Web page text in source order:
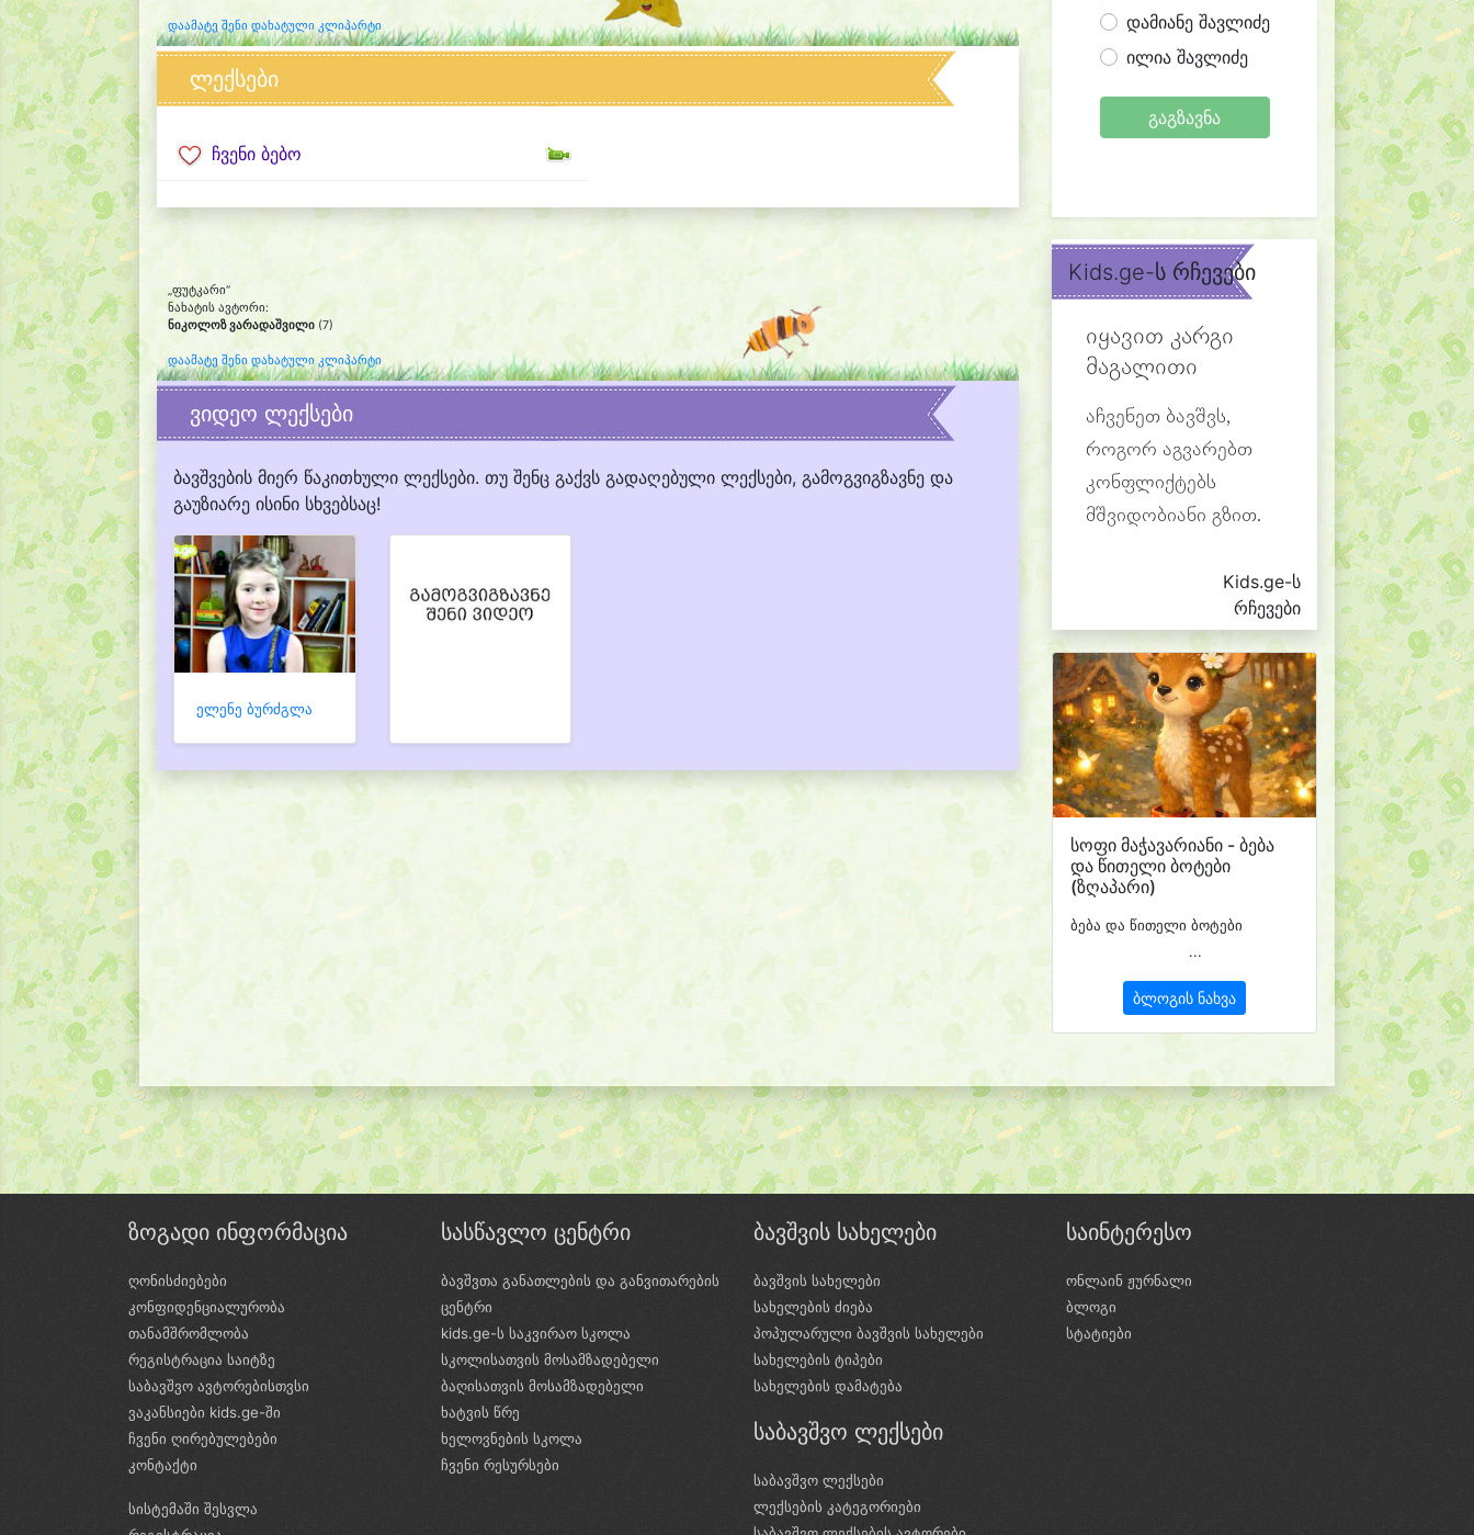
დაამატე შენი დახატული კლიპარტი
ლექსები
ჩვენი ბებო
„ფუტკარი“
ნახატის ავტორი:
ნიკოლოზ ვარადაშვილი (7)
დაამატე შენი დახატული კლიპარტი
ვიდეო ლექსები
ბავშვების მიერ წაკითხული ლექსები. თუ შენც გაქვს გადაღებული ლექსები, გამოგვიგზავნე და
გაუზიარე ისინი სხვებსაც!
ელენე ბურძგლა
დამიანე შავლიძე
ილია შავლიძე
გაგზავნა
Kids.ge-ს რჩევები
იყავით კარგი
მაგალითი
აჩვენეთ ბავშვს,
როგორ აგვარებთ
კონფლიქტებს
მშვიდობიანი გზით.
Kids.ge-ს
რჩევები
სოფი მაჭავარიანი - ბება
და წითელი ბოტები
(ზღაპარი)
ბება და წითელი ბოტები
...
ბლოგის ნახვა
ზოგადი ინფორმაცია
ღონისძიებები
კონფიდენციალურობა
თანამშრომლობა
რეგისტრაცია საიტზე
საბავშვო ავტორებისთვსი
ვაკანსიები kids.ge-ში
ჩვენი ღირებულებები
კონტაქტი
სისტემაში შესვლა
სასწავლო ცენტრი
ბავშვთა განათლების და განვითარების
ცენტრი
kids.ge-ს საკვირაო სკოლა
სკოლისათვის მოსამზადებელი
ბაღისათვის მოსამზადებელი
ხატვის წრე
ხელოვნების სკოლა
ჩვენი რესურსები
ბავშვის სახელები
ბავშვის სახელები
სახელების ძიება
პოპულარული ბავშვის სახელები
სახელების ტიპები
სახელების დამატება
საბავშვო ლექსები
საბავშვო ლექსები
ლექსების კატეგორიები
საინტერესო
ონლაინ ჟურნალი
ბლოგი
სტატიები